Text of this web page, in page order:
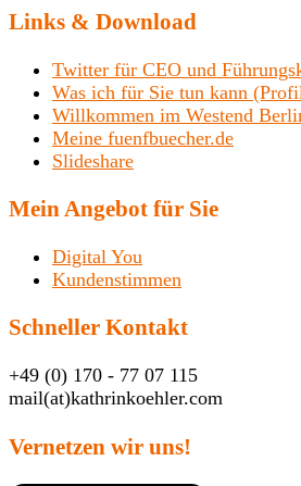
Links & Download
Twitter für CEO und
Was ich für Sie tun kann
Willkommen im Westend
Meine fuenfbuecher.de
Slideshare
Mein Angebot für Sie
Digital You
Kundenstimmen
Schneller Kontakt
+49 (0) 170 - 77 07 115
mail(at)kathrinkoehler.com
Vernetzen wir uns!